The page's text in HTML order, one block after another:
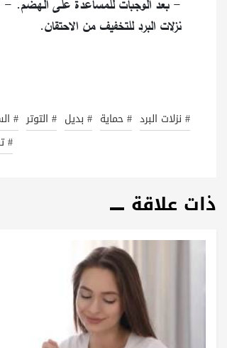
- بعد الوجبات للمساعدة على الهضم. -
نزلات البرد للتخفيف من الاحتقان.
# نزلات البرد # حماية # بديل # التوتر #
#
ذات علاقة